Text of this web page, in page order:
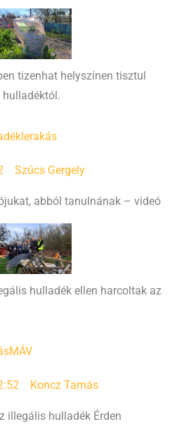
tizenhat helyszínen tisztul
Szűcs Gergely
abból tanulnának – videó
hulladék ellen harcoltak az
MÁV
Koncz Tamás
illegális hulladék Érden